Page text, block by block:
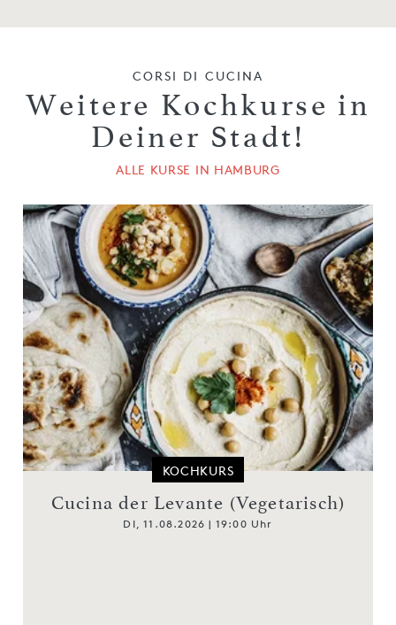
CORSI DI CUCINA
Weitere Kochkurse in
Deiner Stadt!
ALLE KURSE IN HAMBURG
KOCHKURS
Cucina der Levante (Vegetarisch)
DI, 11.08.2026 | 19:00 Uhr